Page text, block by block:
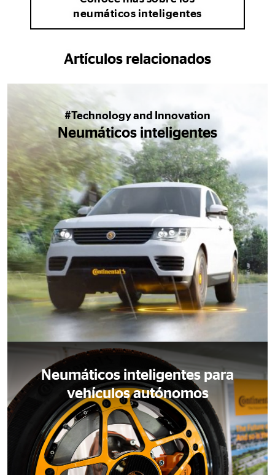
neumáticos inteligentes
Artículos relacionados
#Technology and Innovation
Neumáticos inteligentes
Neumáticos inteligentes para
vehículos autónomos